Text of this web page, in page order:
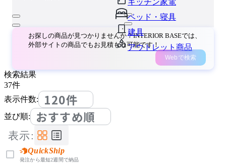
キッチン家電
ベッド・寝具
建具
アウトレット商品
お探しの商品が見つかりませんか？INTERIOR BASEでは、
外部サイトの商品でもお見積もり可能です！
Webで検索
検索結果
37件
表示件数:
120件
並び順: おすすめ順
表示:
QuickShip
発注から最短2週間で納品